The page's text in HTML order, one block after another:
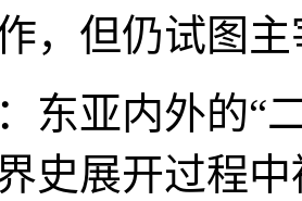
，但仍试图
：东亚内外的“
史展开过程